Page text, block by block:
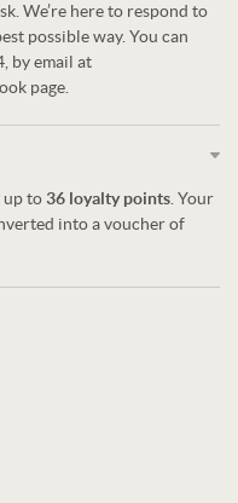
We’re here to respond to
possible way. You can
by email at
page.
up to36 loyalty points . Your
into a voucher of